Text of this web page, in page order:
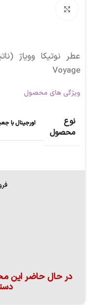
Voyage
ویژگی های محصول
نوع
محصول
اورجینال با
در حال حاضر این